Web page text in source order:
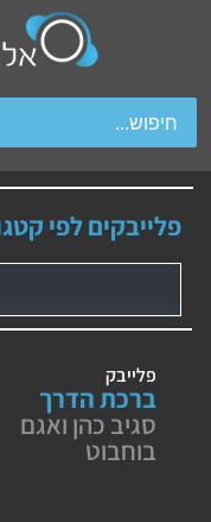
swipe gestures.
פלייבקים לפי
פלייבק
ברכת הדרך
סגיב כהן ואגם
בוחבוט